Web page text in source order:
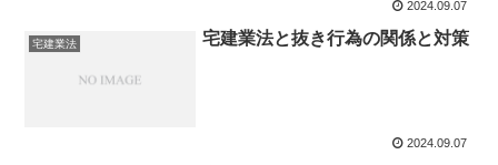
2024.09.07
宅建業法 宅建業法と抜き行為の関係と対策
2024.09.07